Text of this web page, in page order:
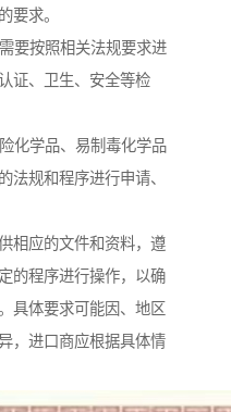
要求。
要按照相关法规要求进
证、卫生、安全等检
化学品、易制毒化学品
法规和程序进行申请、
相应的文件和资料，遵
的程序进行操作，以确
具体要求可能因、地区
，进口商应根据具体情